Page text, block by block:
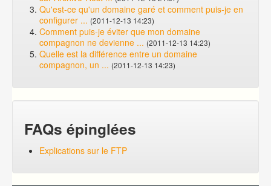
Qu'est-ce qu'un domaine garé et comment puis-je en
configurer ... (2011-12-13 14:23)
Comment puis-je éviter que mon domaine
compagnon ne devienne ... (2011-12-13 14:23)
Quelle est la différence entre un domaine
compagnon, un ... (2011-12-13 14:23)
FAQs épinglées
Explications sur le FTP